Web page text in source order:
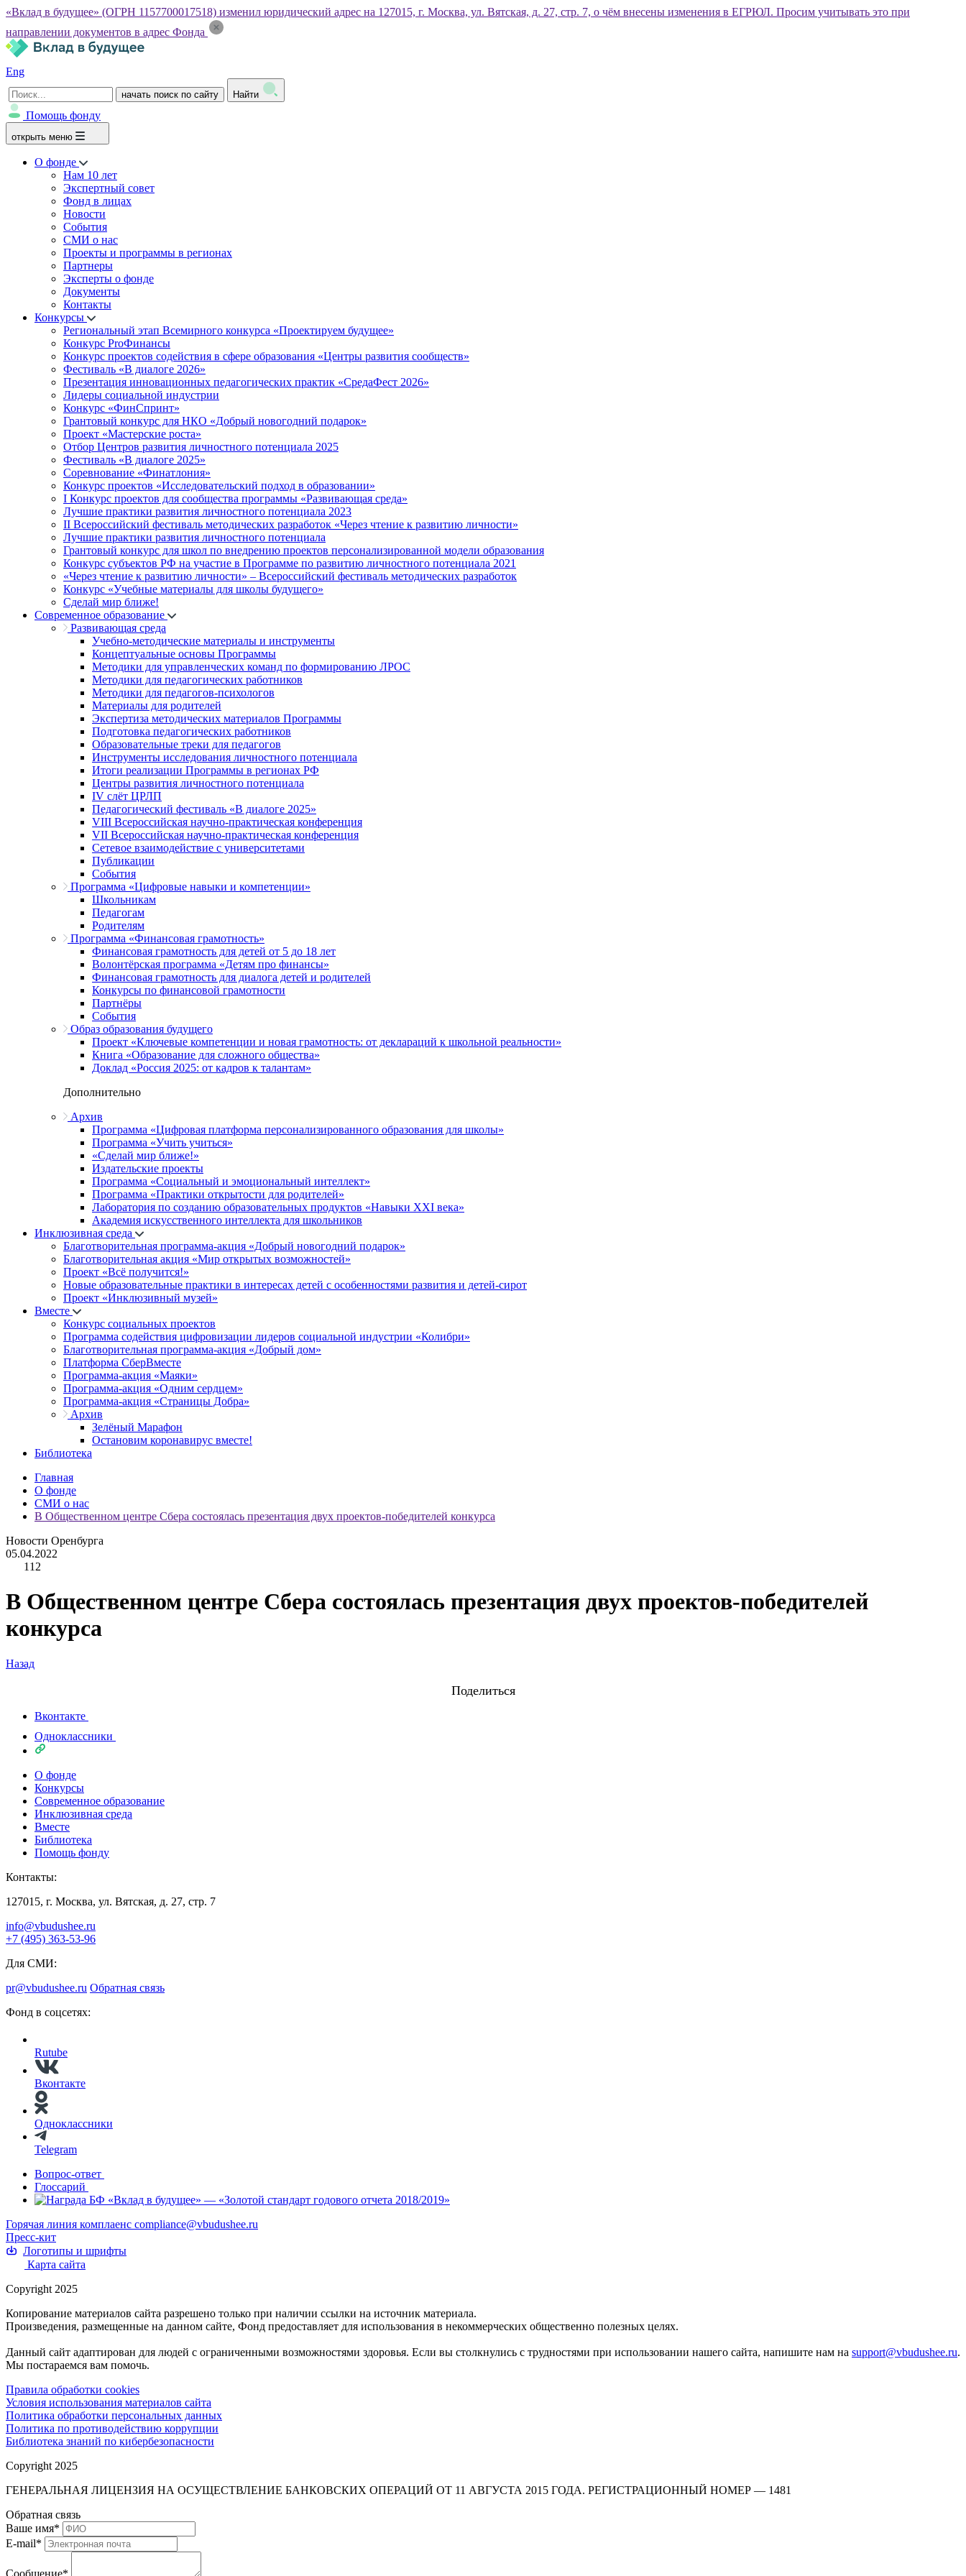
«Вклад в будущее» (ОГРН 1157700017518) изменил юридический адрес на 127015, г. Москва, ул. Вятская, д. 27, стр. 7, о чём внесены изменения в ЕГРЮЛ. Просим учитывать это при
направлении документов в адрес Фонда
Eng
начать поиск по сайту Найти
Помощь фонду
открыть меню
О фонде
Нам 10 лет
Экспертный совет
Фонд в лицах
Новости
События
СМИ о нас
Проекты и программы в регионах
Партнеры
Эксперты о фонде
Документы
Контакты
Конкурсы
Региональный этап Всемирного конкурса «Проектируем будущее»
Конкурс ProФинансы
Конкурс проектов содействия в сфере образования «Центры развития сообществ»
Фестиваль «В диалоге 2026»
Презентация инновационных педагогических практик «СредаФест 2026»
Лидеры социальной индустрии
Конкурс «ФинСпринт»
Грантовый конкурс для НКО «Добрый новогодний подарок»
Проект «Мастерские роста»
Отбор Центров развития личностного потенциала 2025
Фестиваль «В диалоге 2025»
Соревнование «Финатлония»
Конкурс проектов «Исследовательский подход в образовании»
I Конкурс проектов для сообщества программы «Развивающая среда»
Лучшие практики развития личностного потенциала 2023
II Всероссийский фестиваль методических разработок «Через чтение к развитию личности»
Лучшие практики развития личностного потенциала
Грантовый конкурс для школ по внедрению проектов персонализированной модели образования
Конкурс субъектов РФ на участие в Программе по развитию личностного потенциала 2021
«Через чтение к развитию личности» – Всероссийский фестиваль методических разработок
Конкурс «Учебные материалы для школы будущего»
Сделай мир ближе!
Современное образование
Развивающая среда
Учебно-методические материалы и инструменты
Концептуальные основы Программы
Методики для управленческих команд по формированию ЛРОС
Методики для педагогических работников
Методики для педагогов-психологов
Материалы для родителей
Экспертиза методических материалов Программы
Подготовка педагогических работников
Образовательные треки для педагогов
Инструменты исследования личностного потенциала
Итоги реализации Программы в регионах РФ
Центры развития личностного потенциала
IV слёт ЦРЛП
Педагогический фестиваль «В диалоге 2025»
VIII Всероссийская научно-практическая конференция
VII Всероссийская научно-практическая конференция
Сетевое взаимодействие с университетами
Публикации
События
Программа «Цифровые навыки и компетенции»
Школьникам
Педагогам
Родителям
Программа «Финансовая грамотность»
Финансовая грамотность для детей от 5 до 18 лет
Волонтёрская программа «Детям про финансы»
Финансовая грамотность для диалога детей и родителей
Конкурсы по финансовой грамотности
Партнёры
События
Образ образования будущего
Проект «Ключевые компетенции и новая грамотность: от деклараций к школьной реальности»
Книга «Образование для сложного общества»
Доклад «Россия 2025: от кадров к талантам»
Дополнительно
Архив
Программа «Цифровая платформа персонализированного образования для школы»
Программа «Учить учиться»
«Сделай мир ближе!»
Издательские проекты
Программа «Социальный и эмоциональный интеллект»
Программа «Практики открытости для родителей»
Лаборатория по созданию образовательных продуктов «Навыки XXI века»
Академия искусственного интеллекта для школьников
Инклюзивная среда
Благотворительная программа-акция «Добрый новогодний подарок»
Благотворительная акция «Мир открытых возможностей»
Проект «Всё получится!»
Новые образовательные практики в интересах детей с особенностями развития и детей-сирот
Проект «Инклюзивный музей»
Вместе
Конкурс социальных проектов
Программа содействия цифровизации лидеров социальной индустрии «Колибри»
Благотворительная программа-акция «Добрый дом»
Платформа СберВместе
Программа-акция «Маяки»
Программа-акция «Одним сердцем»
Программа-акция «Страницы Добра»
Архив
Зелёный Марафон
Остановим коронавирус вместе!
Библиотека
Главная
О фонде
СМИ о нас
В Общественном центре Сбера состоялась презентация двух проектов-победителей конкурса
Новости Оренбурга
05.04.2022
112
В Общественном центре Сбера состоялась презентация двух проектов-победителей
конкурса
Назад
Поделиться
Вконтакте
Одноклассники
О фонде
Конкурсы
Современное образование
Инклюзивная среда
Вместе
Библиотека
Помощь фонду
Контакты:
127015, г. Москва, ул. Вятская, д. 27, стр. 7
info@vbudushee.ru
+7 (495) 363-53-96
Для СМИ:
pr@vbudushee.ru Обратная связь
Фонд в соцсетях:
Rutube
Вконтакте
Одноклассники
Telegram
Вопрос-ответ
Глоссарий
Горячая линия комплаенс compliance@vbudushee.ru
Пресс-кит
Логотипы и шрифты
Карта сайта
Copyright 2025
Копирование материалов сайта разрешено только при наличии ссылки на источник материала.
Произведения, размещенные на данном сайте, Фонд предоставляет для использования в некоммерческих общественно полезных целях.
Данный сайт адаптирован для людей с ограниченными возможностями здоровья. Если вы столкнулись с трудностями при использовании нашего сайта, напишите нам на support@vbudushee.ru.
Мы постараемся вам помочь.
Правила обработки cookies
Условия использования материалов сайта
Политика обработки персональных данных
Политика по противодействию коррупции
Библиотека знаний по кибербезопасности
Copyright 2025
ГЕНЕРАЛЬНАЯ ЛИЦЕНЗИЯ НА ОСУЩЕСТВЛЕНИЕ БАНКОВСКИХ ОПЕРАЦИЙ ОТ 11 АВГУСТА 2015 ГОДА. РЕГИСТРАЦИОННЫЙ НОМЕР — 1481
Обратная связь
Ваше имя*
E-mail*
Сообщение*